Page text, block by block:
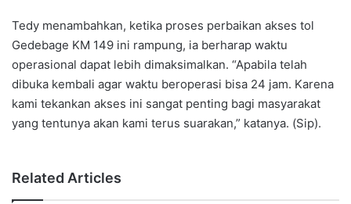
Tedy menambahkan, ketika proses perbaikan akses tol
Gedebage KM 149 ini rampung, ia berharap waktu
operasional dapat lebih dimaksimalkan. “Apabila telah
dibuka kembali agar waktu beroperasi bisa 24 jam. Karena
kami tekankan akses ini sangat penting bagi masyarakat
yang tentunya akan kami terus suarakan,” katanya. (Sip).
Related Articles